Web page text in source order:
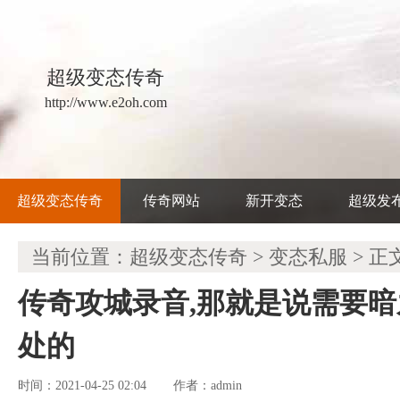
超级变态传奇
http://www.e2oh.com
超级变态传奇 传奇网站 新开变态 超级发
当前位置： 超级变态传奇 > 变态私服 > 正
传奇攻城录音,那就是说需要
处的
时间：2021-04-25 02:04 作者： admin